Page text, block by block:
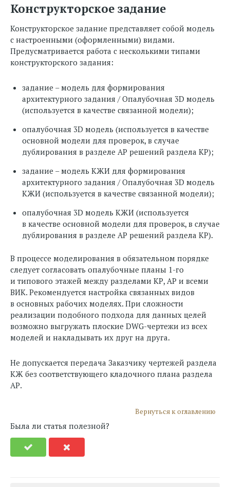
Конструкторское задание
Конструкторское задание представляет собой модель
с настроенными (оформленными) видами.
Предусматривается работа с несколькими типами
конструкторского задания:
задание – модель для формирования
архитектурного задания / Опалубочная 3D модель
(используется в качестве связанной модели);
опалубочная 3D модель (используется в качестве
основной модели для проверок, в случае
дублирования в разделе АР решений раздела КР);
задание – модель КЖИ для формирования
архитектурного задания / Опалубочная 3D модель
КЖИ (используется в качестве связанной модели);
опалубочная 3D модель КЖИ (используется
в качестве основной модели для проверок, в случае
дублирования в разделе АР решений раздела КР).
В процессе моделирования в обязательном порядке
следует согласовать опалубочные планы 1-го
и типового этажей между разделами КР, АР и всеми
ВИК. Рекомендуется настройка связанных видов
в основных рабочих моделях. При сложности
реализации подобного подхода для данных целей
возможно выгружать плоские DWG-чертежи из всех
моделей и накладывать их друг на друга.
Не допускается передача Заказчику чертежей раздела
КЖ без соответствующего кладочного плана раздела
АР.
Вернуться к оглавлению
Была ли статья полезной?